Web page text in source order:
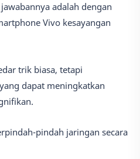
adalah dengan
Vivo kesayangan
trik biasa, tetapi
dapat meningkatkan
pindah jaringan secara